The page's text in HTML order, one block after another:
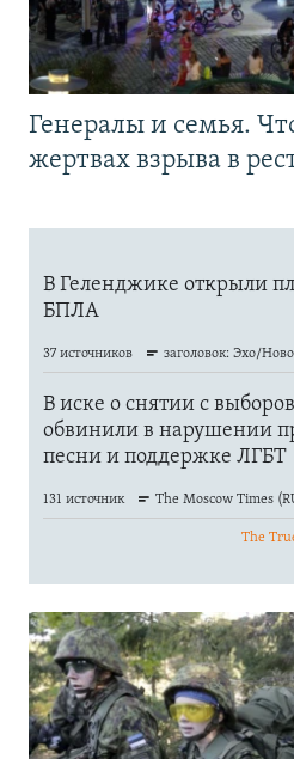
Генералы и семья.
жертвах взрыва в